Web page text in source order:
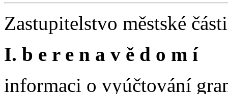
Zastupitelstvo městské
I. b e r e n a v ě d o m í
informaci o vyúčtování